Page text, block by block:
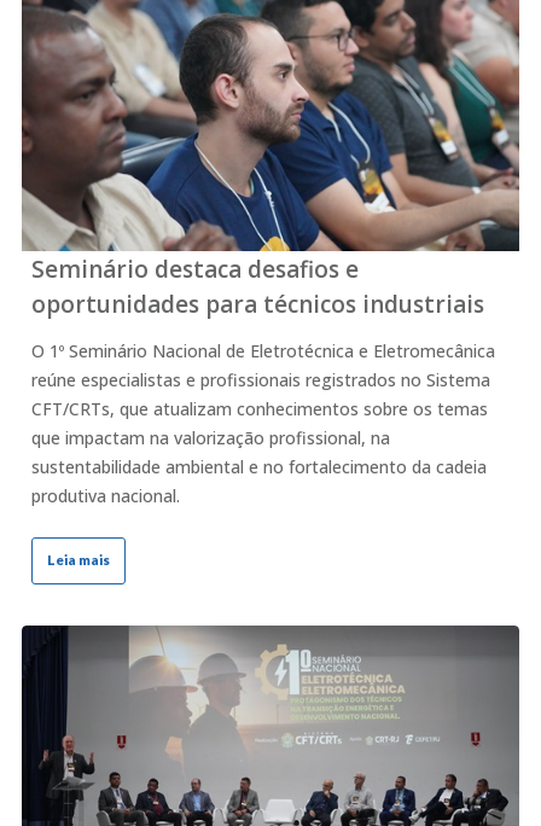
Seminário destaca desafios e
oportunidades para técnicos industriais
O 1º Seminário Nacional de Eletrotécnica e Eletromecânica
reúne especialistas e profissionais registrados no Sistema
CFT/CRTs, que atualizam conhecimentos sobre os temas
que impactam na valorização profissional, na
sustentabilidade ambiental e no fortalecimento da cadeia
produtiva nacional.
Leia mais